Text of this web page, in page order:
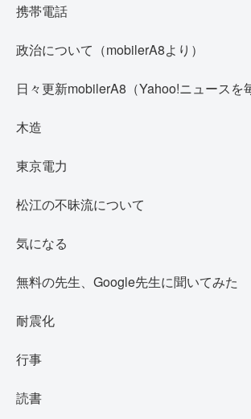
携帯電話
政治について（mobilerA8より）
日々更新mobilerA8（Yahoo!ニュースを
木造
東京電力
松江の不昧流について
気になる
無料の先生、Google先生に聞いてみた
耐震化
行事
読書